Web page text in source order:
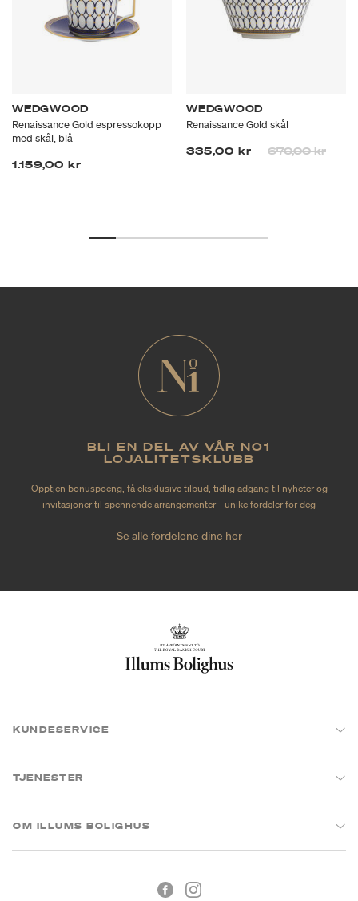
WEDGWOOD
Renaissance Gold espressokopp
med skål, blå
1.159,00 kr
WEDGWOOD
Renaissance Gold skål
335,00 kr
Prisen er
670,00 krtil
BLI EN DEL AV VÅR NO1
LOJALITETSKLUBB
Opptjen bonuspoeng, få eksklusive tilbud, tidlig adgang til nyheter og
invitasjoner til spennende arrangementer - unike fordeler for deg
Se alle fordelene dine her
KUNDESERVICE
TJENESTER
OM ILLUMS BOLIGHUS